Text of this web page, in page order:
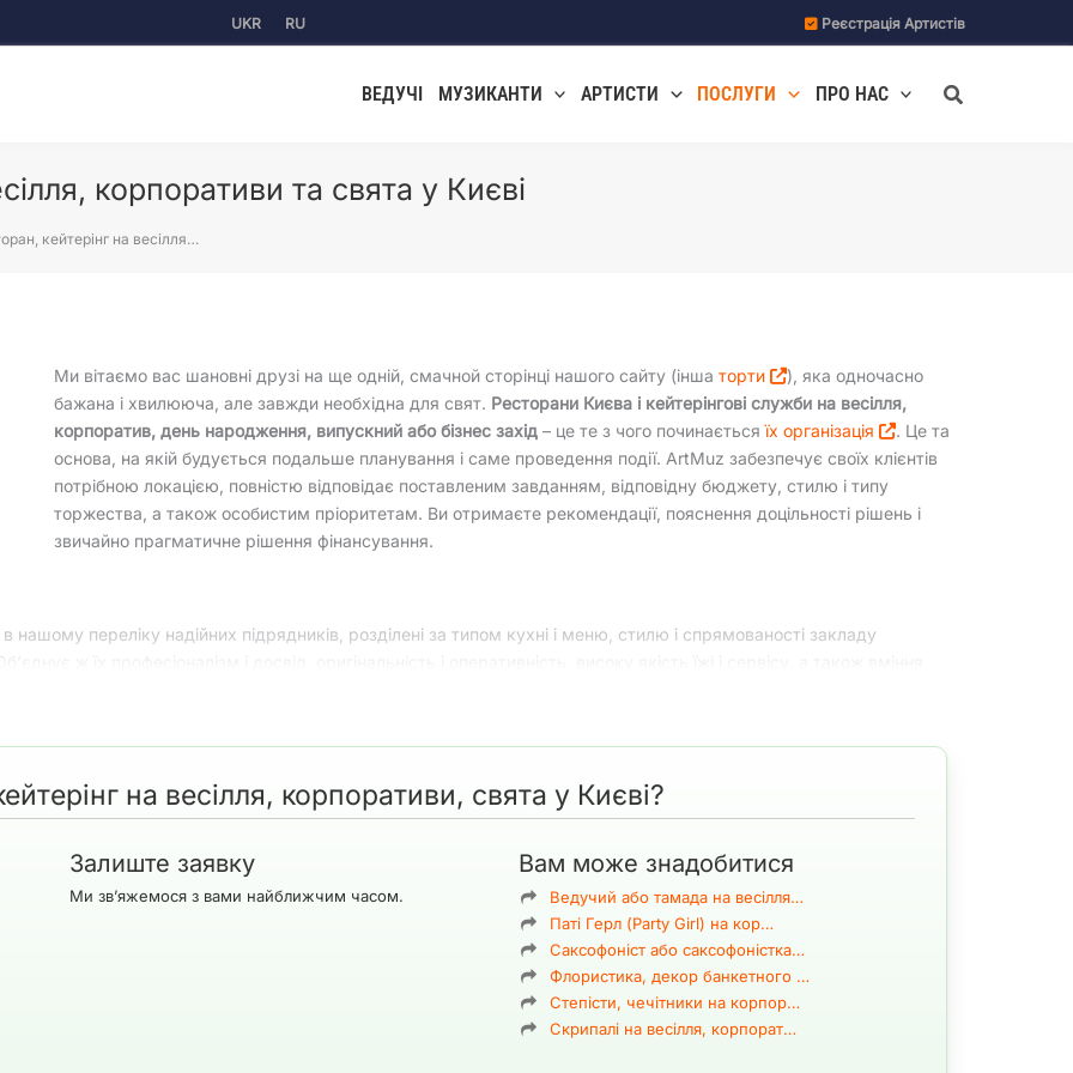
UKR RU Реєстрація Артистів
ВЕДУЧІ МУЗИКАНТИ АРТИСТИ ПОСЛУГИ ПРО НАС Пошук
корпоративи та свята у Києві
кейтерінг на весілля…
Ми вітаємо вас шановні друзі на ще одній, смачной сторінці нашого сайту (іншаторти
), яка одночасно
бажана і хвилююча, але завжди необхідна для свят. Ресторани Києва і кейтерінгові служби на весілля,
корпоратив, день народження, випускний або бізнес захід – це те з чого починаєтьсяїх організація
. Це та
основа, на якій будується подальше планування і саме проведення події. ArtMuz забезпечує своїх клієнтів
потрібною локацією, повністю відповідає поставленим завданням, відповідну бюджету, стилю і типу
торжества, а також особистим пріоритетам. Ви отримаєте рекомендації, пояснення доцільності рішень і
звичайно прагматичне рішення фінансування.
в нашому переліку надійних підрядників, розділені за типом кухні і меню, стилю і спрямованості закладу
ви вирішуєте: “Де святкувати? Як? З ким і під що? Чи буде це кейтеринг або ресторан? На природі або в
відповідь, з’єднати все воєдино і організувати правильну взаємодію. Почнемо по порядку.
досить просто і багато в чому залежить від обставин, які потрібно правильно використовувати і зробити
на весілля, корпоративи, свята у Києві?
Залиште заявку
Ми зв’яжемося з вами найближчим часом.
Вам може знадобитися
Ведучий або тамада на весілля…
Паті Герл (Party Girl) на кор…
Саксофоніст або саксофоністка…
Флористика, декор банкетного …
Степісти, чечітники на корпор…
Скрипалі на весілля, корпорат…